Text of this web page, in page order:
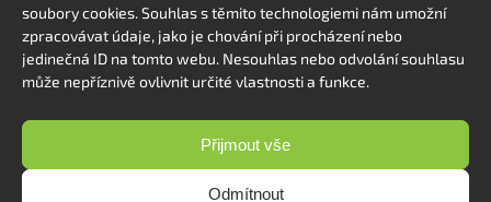
soubory cookies. Souhlas s těmito technologiemi nám umožní
zpracovávat údaje, jako je chování při procházení nebo
jedinečná ID na tomto webu. Nesouhlas nebo odvolání souhlasu
může nepříznivě ovlivnit určité vlastnosti a funkce.
Přijmout vše
Odmítnout
Kontakt